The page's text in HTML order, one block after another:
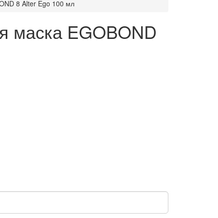
8 Alter Ego 100 мл
маска EGOBOND